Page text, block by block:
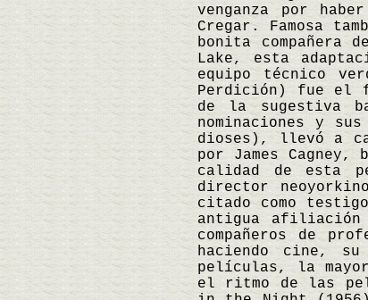
venganza por
Cregar. Famosa
bonita compañera
Lake, esta
equipo técnico
Perdición) fue el
de la sugestiva
nominaciones y
dioses), llevó a
por James
calidad de esta
director
citado como
antigua afiliación
compañeros de
haciendo cine,
películas, la
el ritmo de las